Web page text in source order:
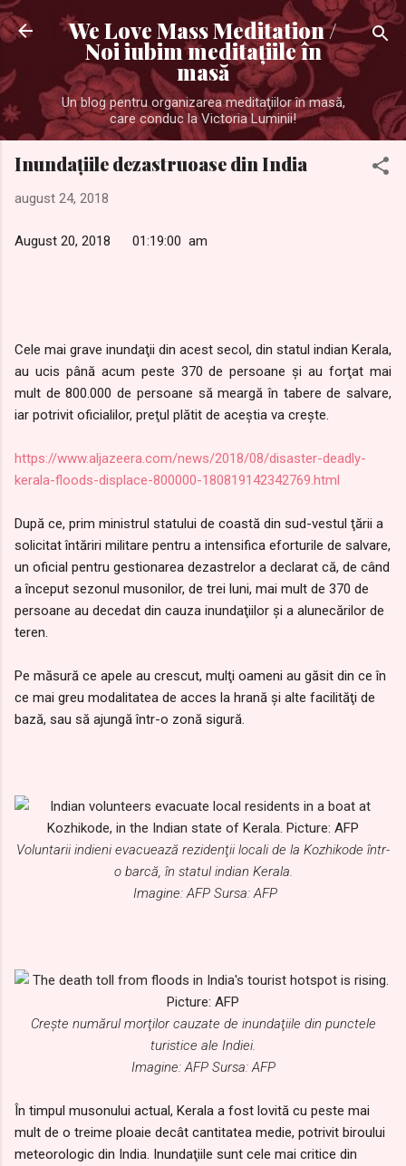
Treceți la conținutul principal
We Love Mass Meditation /
Noi iubim meditaţiile în
masă
Un blog pentru organizarea meditaţiilor în masă,
care conduc la Victoria Luminii!
Inundaţiile dezastruoase din India
august 24, 2018
August 20, 2018 01:19:00 am
Cele mai grave inundaţii din acest secol, din statul indian Kerala,
au ucis până acum peste 370 de persoane şi au forţat mai
mult de 800.000 de persoane să meargă în tabere de salvare,
iar potrivit oficialilor, preţul plătit de aceştia va creşte.
https://www.aljazeera.com/news/2018/08/disaster-deadly-
kerala-floods-displace-800000-180819142342769.html
După ce, prim ministrul statului de coastă din sud-vestul ţării a
solicitat întăriri militare pentru a intensifica eforturile de salvare,
un oficial pentru gestionarea dezastrelor a declarat că, de când
a început sezonul musonilor, de trei luni, mai mult de 370 de
persoane au decedat din cauza inundaţiilor şi a alunecărilor de
teren.
Pe măsură ce apele au crescut, mulţi oameni au găsit din ce în
ce mai greu modalitatea de acces la hrană şi alte facilităţi de
bază, sau să ajungă într-o zonă sigură.
Voluntarii indieni evacuează rezidenţii locali de la Kozhikode într-
o barcă, în statul indian Kerala.
Imagine: AFP Sursa: AFP
Creşte numărul morţilor cauzate de inundaţiile din punctele
turistice ale Indiei.
Imagine: AFP Sursa: AFP
În timpul musonului actual, Kerala a fost lovită cu peste mai
mult de o treime ploaie decât cantitatea medie, potrivit biroului
meteorologic din India. Inundaţiile sunt cele mai critice din